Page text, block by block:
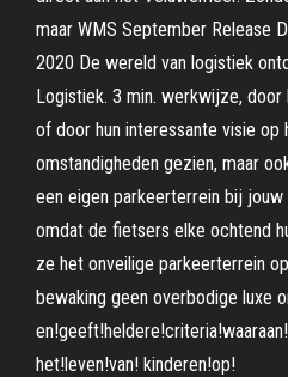
maar WMS September Release
2020 De wereld van logistiek
Logistiek. 3 min. werkwijze,
of door hun interessante visie op
omstandigheden gezien, maar
een eigen parkeerterrein bij
omdat de fietsers elke ochtend
ze het onveilige parkeerterrein
bewaking geen overbodige luxe
het!leven!van! kinderen!op!